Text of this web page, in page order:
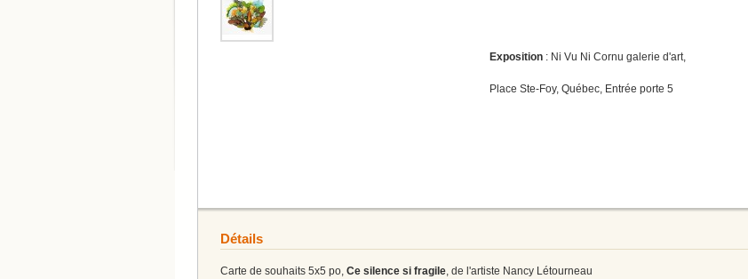
Exposition : Ni Vu Ni Cornu galerie d'art,
Place Ste-Foy, Québec, Entrée porte 5
Détails
Carte de souhaits 5x5 po, Ce silence si fragile, de l'artiste Nancy Létourneau